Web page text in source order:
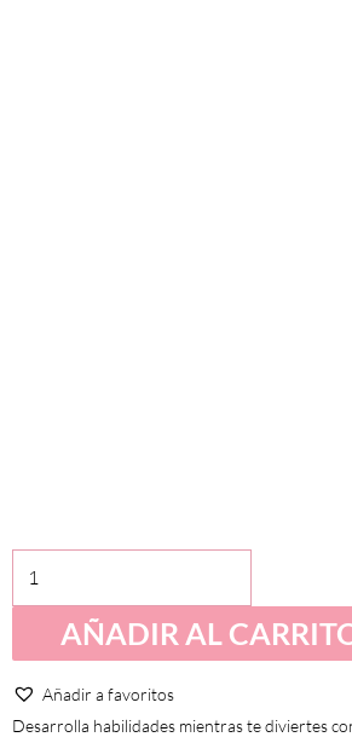
Niños:
Diversión
y
AÑADIR AL
Añadir a favoritos
Desarrolla habilidades mientras te diviertes